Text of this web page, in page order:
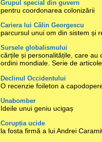
Grupul special din guvern
pentru coordonarea colonizării
Cariera lui Călin Georgescu
parcursul unui om din sistem și
Sursele globalismului
cărțile și personalitățile, care au
ordini mondiale. Serie de
Declinul Occidentului
O recenzie foileton a
Unabomber
Ideile unui geniu ucigaș
Corupția ucide
la fosta firmă a lui Andrei